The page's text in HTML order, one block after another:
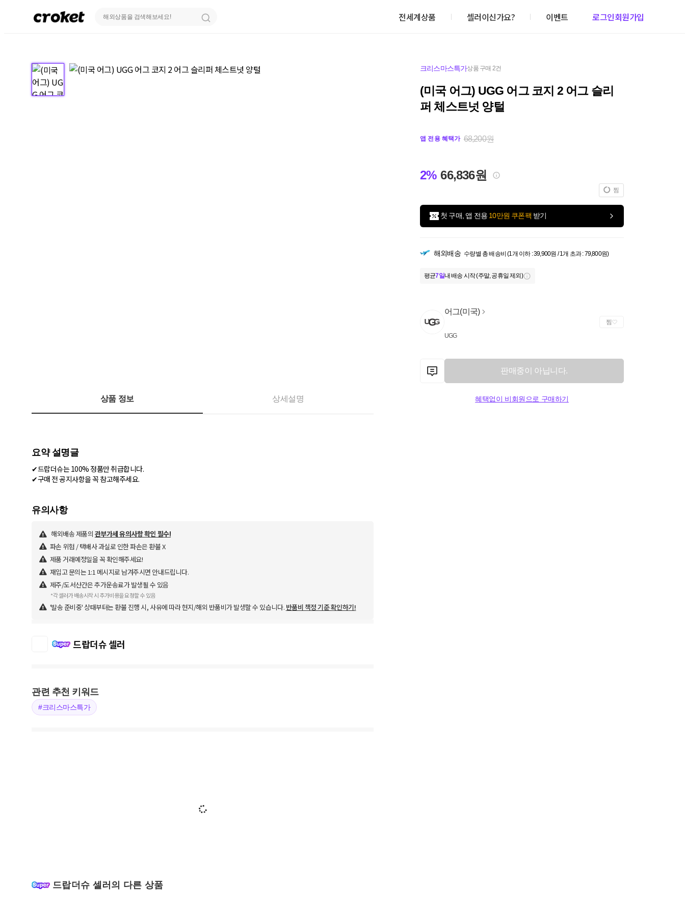
전세계상품 셀러이신가요? 이벤트 로그인회원가입
크리스마스특가상품 구매 2건
(미국 어그) UGG 어그 코지 2 어그 슬리
퍼 체스트넛 양털
앱 전용 혜택가 68,200원
2% 66,836원
찜
첫 구매, 앱 전용 10만원 쿠폰팩 받기
해외배송 수량별 총 배송비 (1개 이하 : 39,900원 / 1개 초과 : 79,800원)
평균7일내 배송 시작 (주말, 공휴일 제외)
어그(미국)
UGG
찜
판매중이 아닙니다.
혜택없이 비회원으로 구매하기
상품 정보 상세설명
요약 설명글
✔드랍더슈는 100% 정품만 취급합니다.
✔구매 전 공지사항을 꼭 참고해주세요.
유의사항
해외배송 제품의 관부가세 유의사항 확인 필수!
파손 위험 / 택배사 과실로 인한 파손은 환불 X
제품 거래예정일을 꼭 확인해주세요!
재입고 문의는 1:1 메시지로 남겨주시면 안내드립니다.
제주/도서산간은 추가운송료가 발생될 수 있음
*각 셀러가 배송시작 시 추가비용을 요청할 수 있음
'발송 준비중' 상태부터는 환불 진행 시, 사유에 따라 현지/해외 반품비가 발생할 수 있습니다. 반품비 책정 기준 확인하기!
드랍더슈 셀러
관련 추천 키워드
#크리스마스특가
드랍더슈 셀러의 다른 상품